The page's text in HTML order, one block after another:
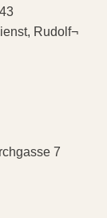
Rudolf¬
7